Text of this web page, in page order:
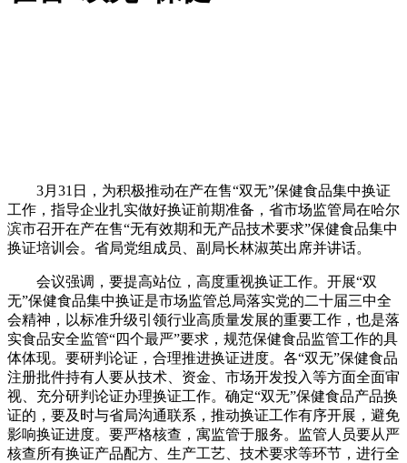
3月31日，为积极推动在产在售“双无”保健食品集中换证
工作，指导企业扎实做好换证前期准备，省市场监管局在哈尔
滨市召开在产在售“无有效期和无产品技术要求”保健食品集中
换证培训会。省局党组成员、副局长林淑英出席并讲话。
会议强调，要提高站位，高度重视换证工作。开展“双
无”保健食品集中换证是市场监管总局落实党的二十届三中全
会精神，以标准升级引领行业高质量发展的重要工作，也是落
实食品安全监管“四个最严”要求，规范保健食品监管工作的具
体体现。要研判论证，合理推进换证进度。各“双无”保健食品
注册批件持有人要从技术、资金、市场开发投入等方面全面审
视、充分研判论证办理换证工作。确定“双无”保健食品产品换
证的，要及时与省局沟通联系，推动换证工作有序开展，避免
影响换证进度。要严格核查，寓监管于服务。监管人员要从严
核查所有换证产品配方、生产工艺、技术要求等环节，进行全